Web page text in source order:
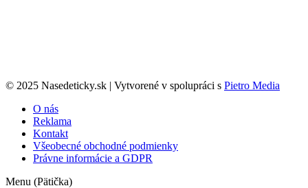
© 2025 Nasedeticky.sk | Vytvorené v spolupráci s Pietro Media
O nás
Reklama
Kontakt
Všeobecné obchodné podmienky
Právne informácie a GDPR
Menu (Pätička)